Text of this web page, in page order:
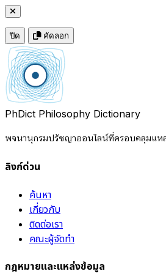
ปิด คัดลอก
PhDict Philosophy Dictionary
พจนานุกรมปรัชญาออนไลน์ที่ครอบคลุมแห
ลิงก์ด่วน
ค้นหา
เกี่ยวกับ
ติดต่อเรา
คณะผู้จัดทำ
กฎหมายและแหล่งข้อมูล